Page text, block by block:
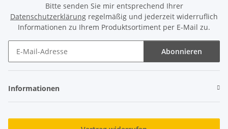
Bitte senden Sie mir entsprechend Ihrer
Datenschutzerklärung regelmäßig und jederzeit widerruflich
Informationen zu Ihrem Produktsortiment per E-Mail zu.
Abonnieren
Informationen